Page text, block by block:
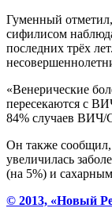
Гуменный отметил,
сифилисом
последних трёх
«Венерические
пересекаются с
84% случаев ВИЧ/
Он также сообщил,
увеличилась
(на 5%) и
© 2013, «Новый